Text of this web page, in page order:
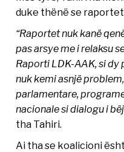
duke thënë se
“Raportet nuk kanë
pas arsye me i relaksu
Raporti LDK-AAK, si dy
nuk kemi asnjë
parlamentare,
nacionale si dialogu i
tha Tahiri.
Ai tha se koalicioni